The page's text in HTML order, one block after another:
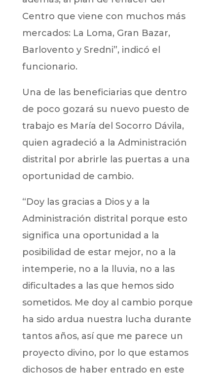
Centro que viene con muchos más
mercados: La Loma, Gran Bazar,
Barlovento y Sredni”, indicó el
funcionario.
Una de las beneficiarias que dentro
de poco gozará su nuevo puesto de
trabajo es María del Socorro Dávila,
quien agradeció a la Administración
distrital por abrirle las puertas a una
oportunidad de cambio.
“Doy las gracias a Dios y a la
Administración distrital porque esto
significa una oportunidad a la
posibilidad de estar mejor, no a la
intemperie, no a la lluvia, no a las
dificultades a las que hemos sido
sometidos. Me doy al cambio porque
ha sido ardua nuestra lucha durante
tantos años, así que me parece un
proyecto divino, por lo que estamos
dichosos de haber entrado en este